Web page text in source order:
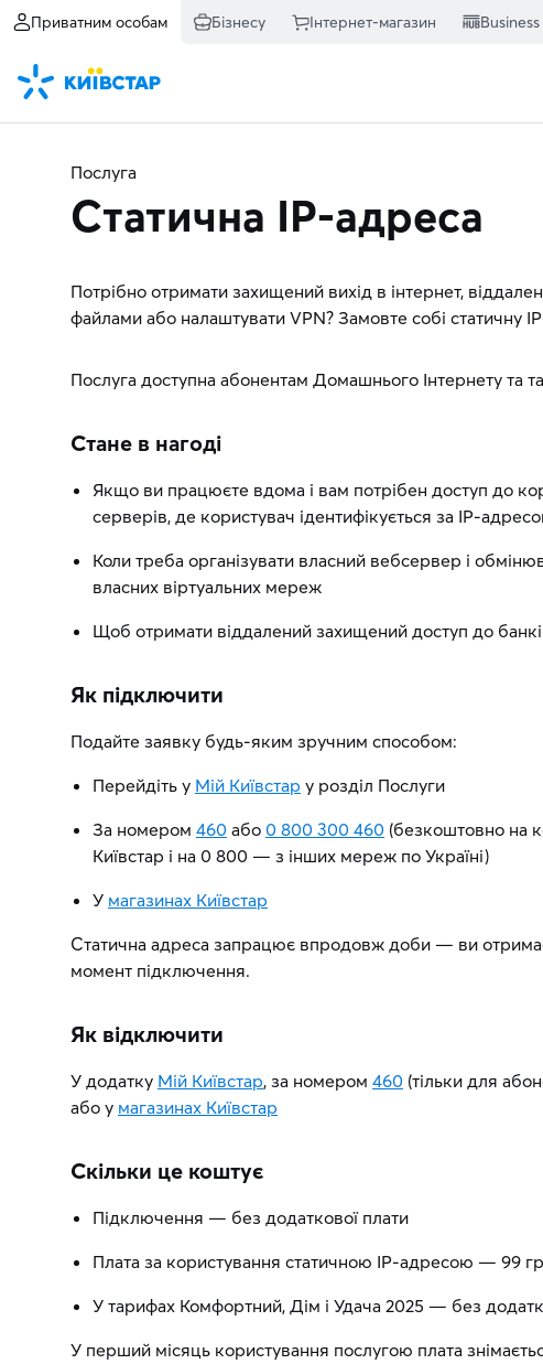
Приватним особам Бізнесу Інтернет-магазин
Послуга
Статична IP-адреса
Потрібно отримати захищений вихід в інтернет,
файлами або налаштувати VPN? Замовте собі статичну
Послуга доступна абонентам Домашнього Інтернету та
Стане в нагоді
Якщо ви працюєте вдома і вам потрібен доступ до
серверів, де користувач ідентифікується за IP-
Коли треба організувати власний вебсервер і
власних віртуальних мереж
Щоб отримати віддалений захищений доступ до
Як підключити
Подайте заявку будь-яким зручним способом:
Перейдіть у Мій Київстар у розділ Послуги
За номером 460 або 0 800 300 460 (безкоштовно на
Київстар і на 0 800 — з інших мереж по Україні)
У магазинах Київстар
Статична адреса запрацює впродовж доби — ви
момент підключення.
Як відключити
У додатку Мій Київстар, за номером 460 (тільки для
або у магазинах Київстар
Скільки це коштує
Підключення — без додаткової плати
Плата за користування статичною IP-адресою — 99
У тарифах Комфортний, Дім і Удача 2025 — без
У перший місяць користування послугою плата